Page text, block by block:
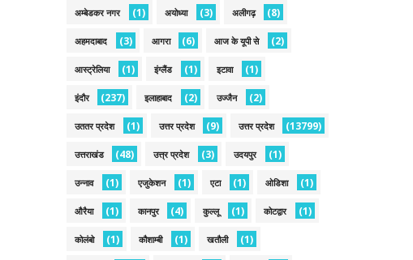
अम्बेडकर नगर (1) अयोध्या (3) अलीगढ़ (8)
अहमदाबाद (3) आगरा (6) आज के यूपी से (2)
आस्ट्रेलिया (1) इंग्लैंड (1) इटावा (1)
इंदौर (237) इलाहाबाद (2) उज्जैन (2)
उततर प्रदेश (1) उत्तर प्रदेश (9) उत्तर प्रदेश (13799)
उत्तराखंड (48) उत्त्र प्रदेश (3) उदयपुर (1)
उन्नाव (1) एजुकेशन (1) एटा (1) ओडिशा (1)
औरैया (1) कानपुर (4) कुल्लू (1) कोटद्वार (1)
कोलंबो (1) कौशाम्बी (1) खतौली (1)